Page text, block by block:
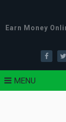
Earn Money
MENU